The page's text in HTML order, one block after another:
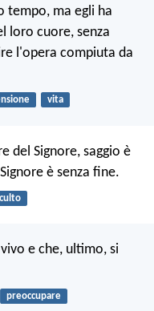
tempo, ma egli ha
loro cuore, senza
l'opera compiuta da
vita
del Signore, saggio è
è senza fine.
culto
e che, ultimo, si
preoccupare